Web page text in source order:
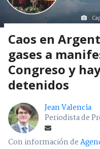
Caos en
gases a
Congreso y
detenidos
Jean Valencia
Periodista de
Con información de